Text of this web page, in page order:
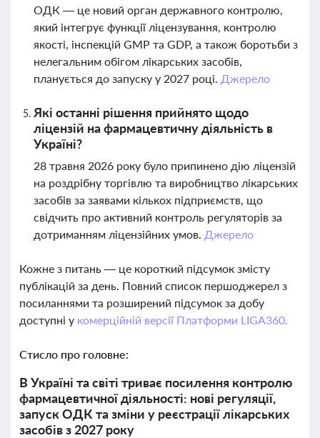
ОДК — це новий орган державного контролю,
який інтегрує функції ліцензування, контролю
якості, інспекцій GMP та GDP, а також боротьби з
нелегальним обігом лікарських засобів,
планується до запуску у 2027 році. Джерело
Які останні рішення прийнято щодо
ліцензій на фармацевтичну діяльність в
Україні?
28 травня 2026 року було припинено дію ліцензій
на роздрібну торгівлю та виробництво лікарських
засобів за заявами кількох підприємств, що
свідчить про активний контроль регуляторів за
дотриманням ліцензійних умов. Джерело
Кожне з питань — це короткий підсумок змісту
публікацій за день. Повний список першоджерел з
посиланнями та розширений підсумок за добу
доступні у комерційній версії Платформи LIGA360.
Стисло про головне:
В Україні та світі триває посилення контролю
фармацевтичної діяльності: нові регуляції,
запуск ОДК та зміни у реєстрації лікарських
засобів з 2027 року